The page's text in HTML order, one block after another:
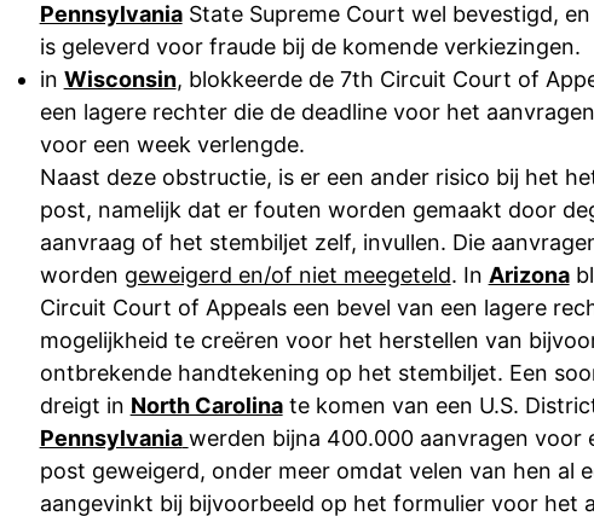
PennsylvaniaState Supreme Court wel bevestigd,
is geleverd voor fraude bij de komende verkiezingen.
in Wisconsin, blokkeerde de 7th Circuit Court of
een lagere rechter die de deadline voor het
voor een week verlengde.
Naast deze obstructie, is er een ander risico bij het
post, namelijk dat er fouten worden gemaakt door
aanvraag of het stembiljet zelf, invullen. Die
worden geweigerd en/of niet meegeteld. In Arizona
Circuit Court of Appeals een bevel van een lagere
mogelijkheid te creëren voor het herstellen van
ontbrekende handtekening op het stembiljet. Een
dreigt in North Carolinate komen van een U.S.
Pennsylvania werden bijna 400.000 aanvragen voor
post geweigerd, onder meer omdat velen van hen al
aangevinkt bij bijvoorbeeld op het formulier voor het